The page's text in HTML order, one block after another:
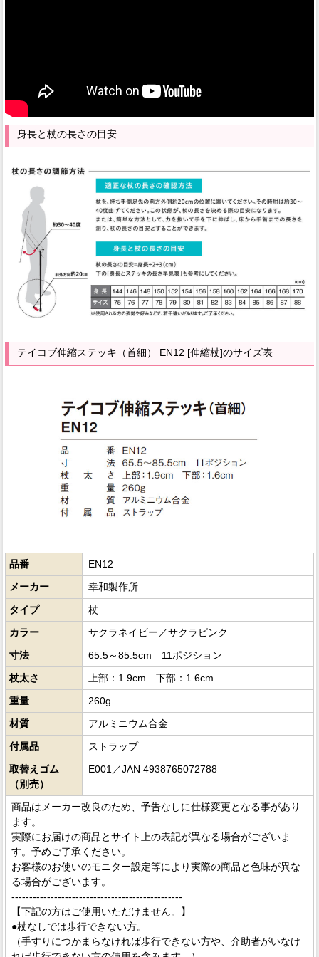
身長と杖の長さの目安
テイコブ伸縮ステッキ（首細） EN12 [伸縮杖]のサイズ表
品番
EN12
メーカー
幸和製作所
タイプ
杖
カラー
サクラネイビー／サクラピンク
寸法
65.5～85.5cm 11ポジション
杖太さ
上部：1.9cm 下部：1.6cm
重量
260g
材質
アルミニウム合金
付属品
ストラップ
取替えゴム
（別売）
E001／JAN 4938765072788
商品はメーカー改良のため、予告なしに仕様変更となる事があり
ます。
実際にお届けの商品とサイト上の表記が異なる場合がございま
す。予めご了承ください。
お客様のお使いのモニター設定等により実際の商品と色味が異な
る場合がございます。
------------------------------------------------
【下記の方はご使用いただけません。】
●杖なしでは歩行できない方。
（手すりにつかまらなければ歩行できない方や、介助者がいなけ